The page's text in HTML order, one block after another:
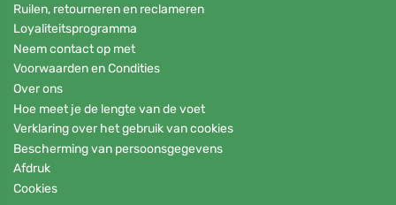
Ruilen, retourneren en reclameren
Loyaliteitsprogramma
Neem contact op met
Voorwaarden en Condities
Over ons
Hoe meet je de lengte van de voet
Verklaring over het gebruik van cookies
Bescherming van persoonsgegevens
Afdruk
Cookies